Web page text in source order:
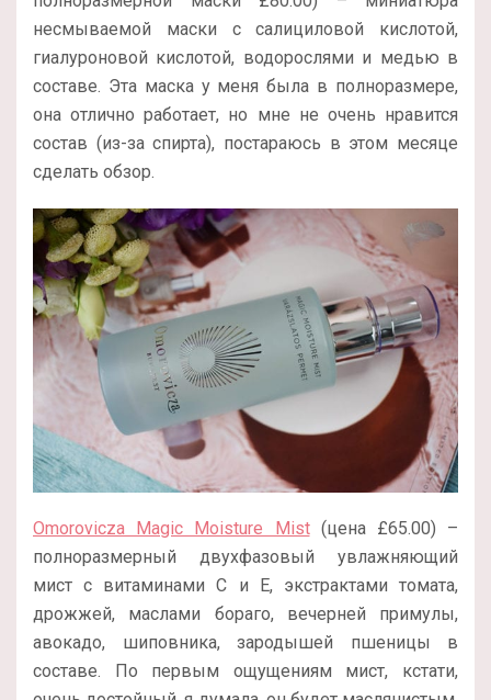
несмываемой маски с салициловой кислотой,
гиалуроновой кислотой, водорослями и медью в
составе. Эта маска у меня была в полноразмере,
она отлично работает, но мне не очень нравится
состав (из-за спирта), постараюсь в этом месяце
сделать обзор.
Omorovicza Magic Moisture Mist(цена £65.00) –
полноразмерный двухфазовый увлажняющий
мист с витаминами С и Е, экстрактами томата,
дрожжей, маслами бораго, вечерней примулы,
авокадо, шиповника, зародышей пшеницы в
составе. По первым ощущениям мист, кстати,